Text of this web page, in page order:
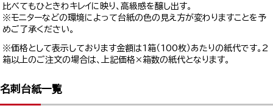
比べてもひときわキレイに映り、高級感を醸し出す。
※モニターなどの環境によって台紙の色の見え方が変わりますことを予
めご了承ください。
※価格として表示しております金額は1箱（100枚）あたりの紙代です。2
箱以上のご注文の場合は、上記価格×箱数の紙代となります。
名刺台紙一覧